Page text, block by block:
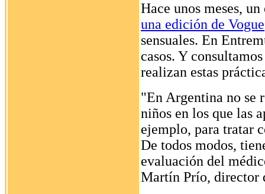
Hace unos meses,
una edición de Vogue
sensuales. En
casos. Y
realizan estas
"En Argentina no se
niños en los que las
ejemplo, para tratar
De todos modos,
evaluación del
Martín Prío, director